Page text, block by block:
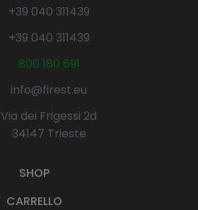
+39 040 311439
+39 040 311439
800 180 691
info@firest.eu
Via dei Frigessi 2d
34147 Trieste
SHOP
CARRELLO